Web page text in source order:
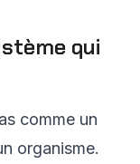
qui
comme un
organisme.